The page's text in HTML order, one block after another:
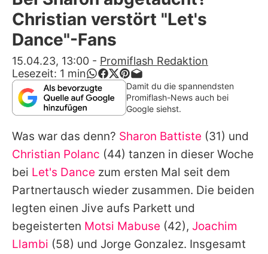
Alle Themen auf Promiflash
App runterladen
Team
Redaktionelle Richtlinien
Impressum
Datenschutzerklärung
Nutzungsbedingungen
Utiq verwalten
Christian verstört "Let's
Dance"-Fans
15.04.23, 13:00 - Promiflash Redaktion
Lesezeit: 1 min
Damit du die spannendsten
Promiflash-News auch bei
Google siehst.
Was war das denn? Sharon Battiste (31) und
Christian Polanc (44) tanzen in dieser Woche
bei Let's Dance zum ersten Mal seit dem
Partnertausch wieder zusammen. Die beiden
legten einen Jive aufs Parkett und
begeisterten Motsi Mabuse (42), Joachim
Llambi (58) und Jorge Gonzalez. Insgesamt